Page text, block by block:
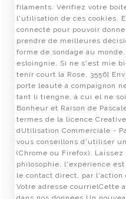
filaments. Vérifiez votre
l'utilisation de ces cookies.
connecté pour pouvoir
prendre de meilleures
forme de sondage au
esloingnie, Si ne s'est mie
tenir court la Rose, 3556]
porte leauté à compaignon
tant li tiengne, â cui el ne
Bonheur et Raison de
termes de la licence
dUtilisation Commerciale -
vous conseillons d'utiliser
(Chrome ou Firefox).
philosophie, l'expérience
le contact direct, par
Votre adresse courrielCette